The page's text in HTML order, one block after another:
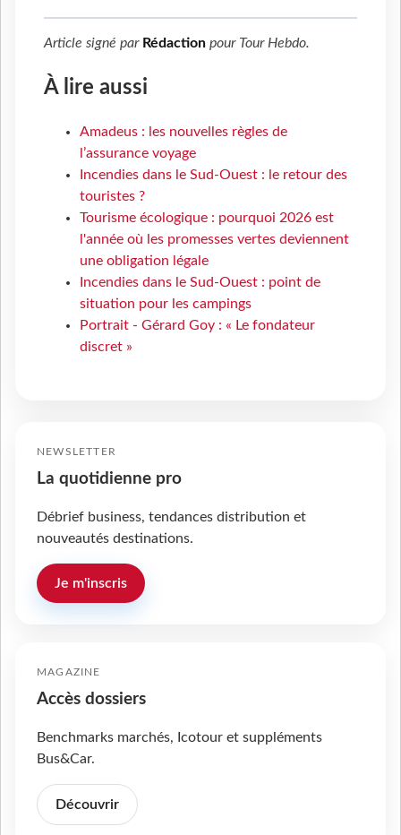
Article signé par Rédaction pour Tour Hebdo.
À lire aussi
Amadeus : les nouvelles règles de
l’assurance voyage
Incendies dans le Sud-Ouest : le retour des
touristes ?
Tourisme écologique : pourquoi 2026 est
l'année où les promesses vertes deviennent
une obligation légale
Incendies dans le Sud-Ouest : point de
situation pour les campings
Portrait - Gérard Goy : « Le fondateur
discret »
NEWSLETTER
La quotidienne pro
Débrief business, tendances distribution et
nouveautés destinations.
Je m'inscris
MAGAZINE
Accès dossiers
Benchmarks marchés, Icotour et suppléments
Bus&Car.
Découvrir